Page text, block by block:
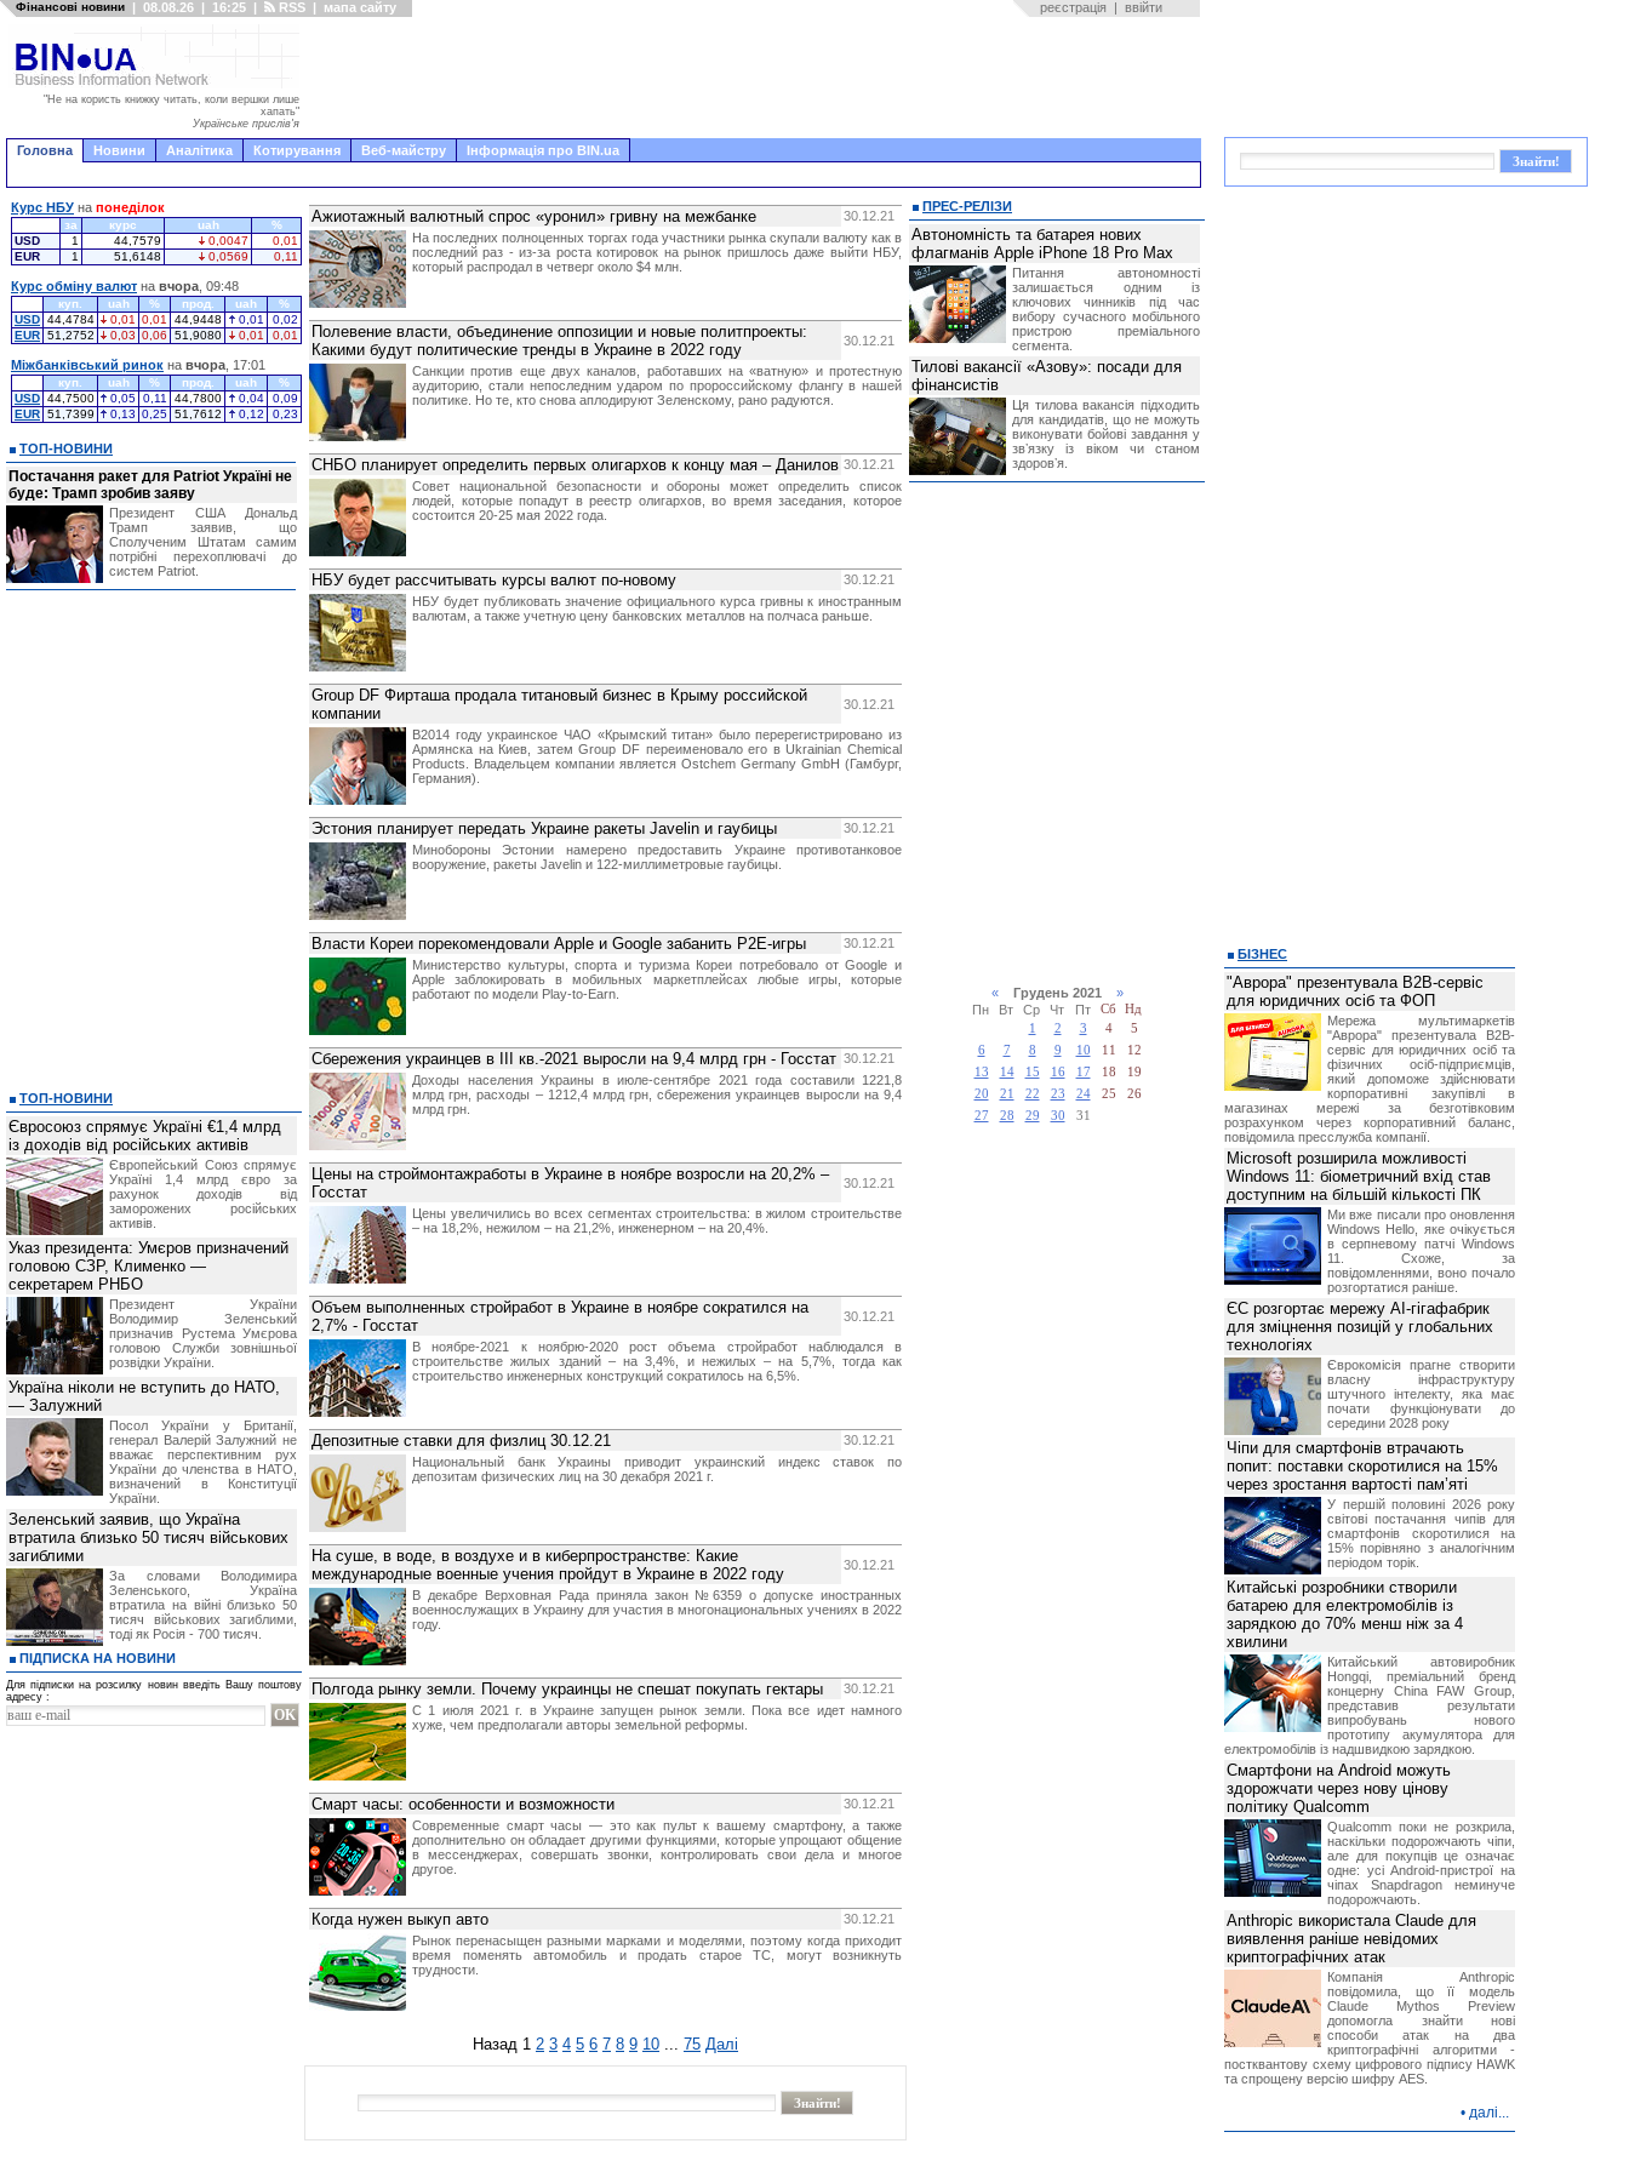
Фінансові новини | 08.08.26 | 16:25 | RSS | мапа сайту реєстрація | ввійти
"Не на користь книжку читать, коли вершки лише
хапать"
Українське прислів'я
Головна Новини Аналітика Котирування Веб-майстру Інформація про BIN.ua
Ажиотажный валютный спрос «уронил» гривну на межбанке
30.12.21
На последних полноценных торгах года участники рынка скупали валюту как в
последний раз - из-за роста котировок на рынок пришлось даже выйти НБУ,
который распродал в четверг около $4 млн.
Полевение власти, объединение оппозиции и новые политпроекты:
Какими будут политические тренды в Украине в 2022 году
30.12.21
Санкции против еще двух каналов, работавших на «ватную» и протестную
аудиторию, стали непоследним ударом по пророссийскому флангу в нашей
политике. Но те, кто снова аплодируют Зеленскому, рано радуются.
СНБО планирует определить первых олигархов к концу мая – Данилов 30.12.21
Совет национальной безопасности и обороны может определить список
людей, которые попадут в реестр олигархов, во время заседания, которое
состоится 20-25 мая 2022 года.
НБУ будет рассчитывать курсы валют по-новому
30.12.21
НБУ будет публиковать значение официального курса гривны к иностранным
валютам, а также учетную цену банковских металлов на полчаса раньше.
Group DF Фирташа продала титановый бизнес в Крыму российской
компании
30.12.21
В2014 году украинское ЧАО «Крымский титан» было перерегистрировано из
Армянска на Киев, затем Group DF переименовало его в Ukrainian Chemical
Products. Владельцем компании является Ostchem Germany GmbH (Гамбург,
Германия).
Эстония планирует передать Украине ракеты Javelin и гаубицы
30.12.21
Минобороны Эстонии намерено предоставить Украине противотанковое
вооружение, ракеты Javelin и 122-миллиметровые гаубицы.
Власти Кореи порекомендовали Apple и Google забанить P2E-игры
30.12.21
Министерство культуры, спорта и туризма Кореи потребовало от Google и
Apple заблокировать в мобильных маркетплейсах любые игры, которые
работают по модели Play-to-Earn.
Сбережения украинцев в III кв.-2021 выросли на 9,4 млрд грн - Госстат 30.12.21
Доходы населения Украины в июле-сентябре 2021 года составили 1221,8
млрд грн, расходы – 1212,4 млрд грн, сбережения украинцев выросли на 9,4
млрд грн.
Цены на строймонтажработы в Украине в ноябре возросли на 20,2% –
Госстат
30.12.21
Цены увеличились во всех сегментах строительства: в жилом строительстве
– на 18,2%, нежилом – на 21,2%, инженерном – на 20,4%.
Объем выполненных стройработ в Украине в ноябре сократился на
2,7% - Госстат
30.12.21
В ноябре-2021 к ноябрю-2020 рост объема стройработ наблюдался в
строительстве жилых зданий – на 3,4%, и нежилых – на 5,7%, тогда как
строительство инженерных конструкций сократилось на 6,5%.
Депозитные ставки для физлиц 30.12.21
30.12.21
Национальный банк Украины приводит украинский индекс ставок по
депозитам физических лиц на 30 декабря 2021 г.
На суше, в воде, в воздухе и в киберпространстве: Какие
международные военные учения пройдут в Украине в 2022 году
30.12.21
В декабре Верховная Рада приняла закон №6359 о допуске иностранных
военнослужащих в Украину для участия в многонациональных учениях в 2022
году.
Полгода рынку земли. Почему украинцы не спешат покупать гектары
30.12.21
С 1 июля 2021 г. в Украине запущен рынок земли. Пока все идет намного
хуже, чем предполагали авторы земельной реформы.
Смарт часы: особенности и возможности
30.12.21
Современные смарт часы — это как пульт к вашему смартфону, а также
дополнительно он обладает другими функциями, которые упрощают общение
в мессенджерах, совершать звонки, контролировать свои дела и многое
другое.
Когда нужен выкуп авто
30.12.21
Рынок перенасыщен разными марками и моделями, поэтому когда приходит
время поменять автомобиль и продать старое ТС, могут возникнуть
трудности.
Назад 1 2 3 4 5 6 7 8 9 10 ... 75 Далі
Курс НБУ на понеділок
за курс uah
%
USD
1 44,7579 0,0047
0,01
EUR
1 51,6148 0,0569 0,11
Курс обміну валют на вчора , 09:48
куп. uah % прод. uah
%
USD 44,4784 0,01 0,01 44,9448 0,01
0,02
EUR 51,2752 0,03 0,06 51,9080 0,01 0,01
Міжбанківський ринок на вчора , 17:01
куп. uah % прод. uah
%
USD 44,7500 0,05 0,11 44,7800 0,04
0,09
EUR 51,7399 0,13 0,25 51,7612 0,12 0,23
ТОП-НОВИНИ
Постачання ракет для Patriot Україні не
буде: Трамп зробив заяву
Президент США Дональд
Трамп заявив, що
Сполученим Штатам самим
потрібні перехоплювачі до
систем Patriot.
ТОП-НОВИНИ
Євросоюз спрямує Україні €1,4 млрд
із доходів від російських активів
Європейський Союз спрямує
Україні 1,4 млрд євро за
рахунок доходів від
заморожених російських
активів.
Указ президента: Умєров призначений
головою СЗР, Клименко —
секретарем РНБО
Президент України
Володимир Зеленський
призначив Pустема Умєрова
головою Служби зовнішньої
розвідки України.
Україна ніколи не вступить до НАТО,
— Залужний
Посол України у Британії,
генерал Валерій Залужний не
вважає перспективним рух
України до членства в НАТО,
визначений в Конституції
України.
Зеленський заявив, що Україна
втратила близько 50 тисяч військових
загиблими
За словами Володимира
Зеленського, Україна
втратила на війні близько 50
тисяч військових загиблими,
тоді як Росія - 700 тисяч.
ПІДПИСКА НА НОВИНИ
Для підписки на розсилку новин введіть Вашу поштову
адресу :
ПРЕС-РЕЛІЗИ
Автономність та батарея нових
флагманів Apple iPhone 18 Pro Max
Питання автономності
залишається одним із
ключових чинників під час
вибору сучасного мобільного
пристрою преміального
сегмента.
Тилові вакансії «Азову»: посади для
фінансистів
Ця тилова вакансія підходить
для кандидатів, що не можуть
виконувати бойові завдання у
звʼязку із віком чи станом
здоровʼя.
«Грудень 2021 »
Пн
Вт Ср Чт Пт Сб
Нд
1
2 3 4
5
6
7 8 9 10 11
12
13
14 15 16 17 18
19
20
21 22 23 24 25
26
27
28 29 30 31
БІЗНЕС
"Аврора" презентувала B2B-сервіс
для юридичних осіб та ФОП
Мережа мультимаркетів
"Аврора" презентувала B2B-
сервіс для юридичних осіб та
фізичних осіб-підприємців,
який допоможе здійснювати
корпоративні закупівлі в
магазинах мережі за безготівковим
розрахунком через корпоративний баланс,
повідомила пресслужба компанії.
Microsoft розширила можливості
Windows 11: біометричний вхід став
доступним на більшій кількості ПК
Ми вже писали про оновлення
Windows Hello, яке очікується
в серпневому патчі Windows
11. Схоже, за
повідомленнями, воно почало
розгортатися раніше.
ЄС розгортає мережу AI-гігафабрик
для зміцнення позицій у глобальних
технологіях
Єврокомісія прагне створити
власну інфраструктуру
штучного інтелекту, яка має
почати функціонувати до
середини 2028 року
Чіпи для смартфонів втрачають
попит: поставки скоротилися на 15%
через зростання вартості пам’яті
У першій половині 2026 року
світові постачання чипів для
смартфонів скоротилися на
15% порівняно з аналогічним
періодом торік.
Китайські розробники створили
батарею для електромобілів із
зарядкою до 70% менш ніж за 4
хвилини
Китайський автовиробник
Hongqi, преміальний бренд
концерну China FAW Group,
представив результати
випробувань нового
прототипу акумулятора для
електромобілів із надшвидкою зарядкою.
Смартфони на Android можуть
здорожчати через нову цінову
політику Qualcomm
Qualcomm поки не розкрила,
наскільки подорожчають чіпи,
але для покупців це означає
одне: усі Android-пристрої на
чіпах Snapdragon неминуче
подорожчають.
Anthropic використала Claude для
виявлення раніше невідомих
криптографічних атак
Компанія Anthropic
повідомила, що її модель
Claude Mythos Preview
допомогла знайти нові
способи атак на два
криптографічні алгоритми -
постквантову схему цифрового підпису HAWK
та спрощену версію шифру AES.
• далі...